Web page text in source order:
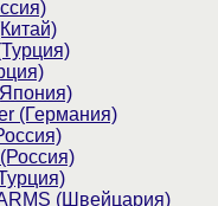
(Германия)
(Швейцария)